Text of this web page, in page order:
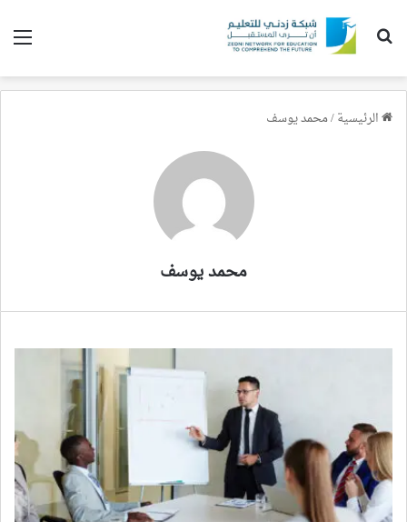
بحث عن
الرئيسية/محمد يوسف
محمد يوسف